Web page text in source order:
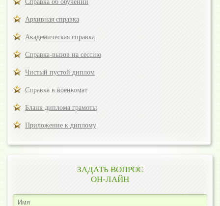
Справка об обучении
Архивная справка
Академическая справка
Справка-вызов на сессию
Чистый пустой диплом
Справка в военкомат
Бланк диплома грамоты
Приложение к диплому
ЗАДАТЬ ВОПРОС
ОН-ЛАЙН